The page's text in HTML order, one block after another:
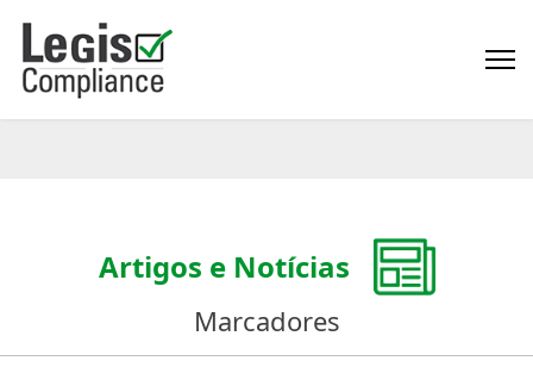
Artigos e Notícias
Marcadores